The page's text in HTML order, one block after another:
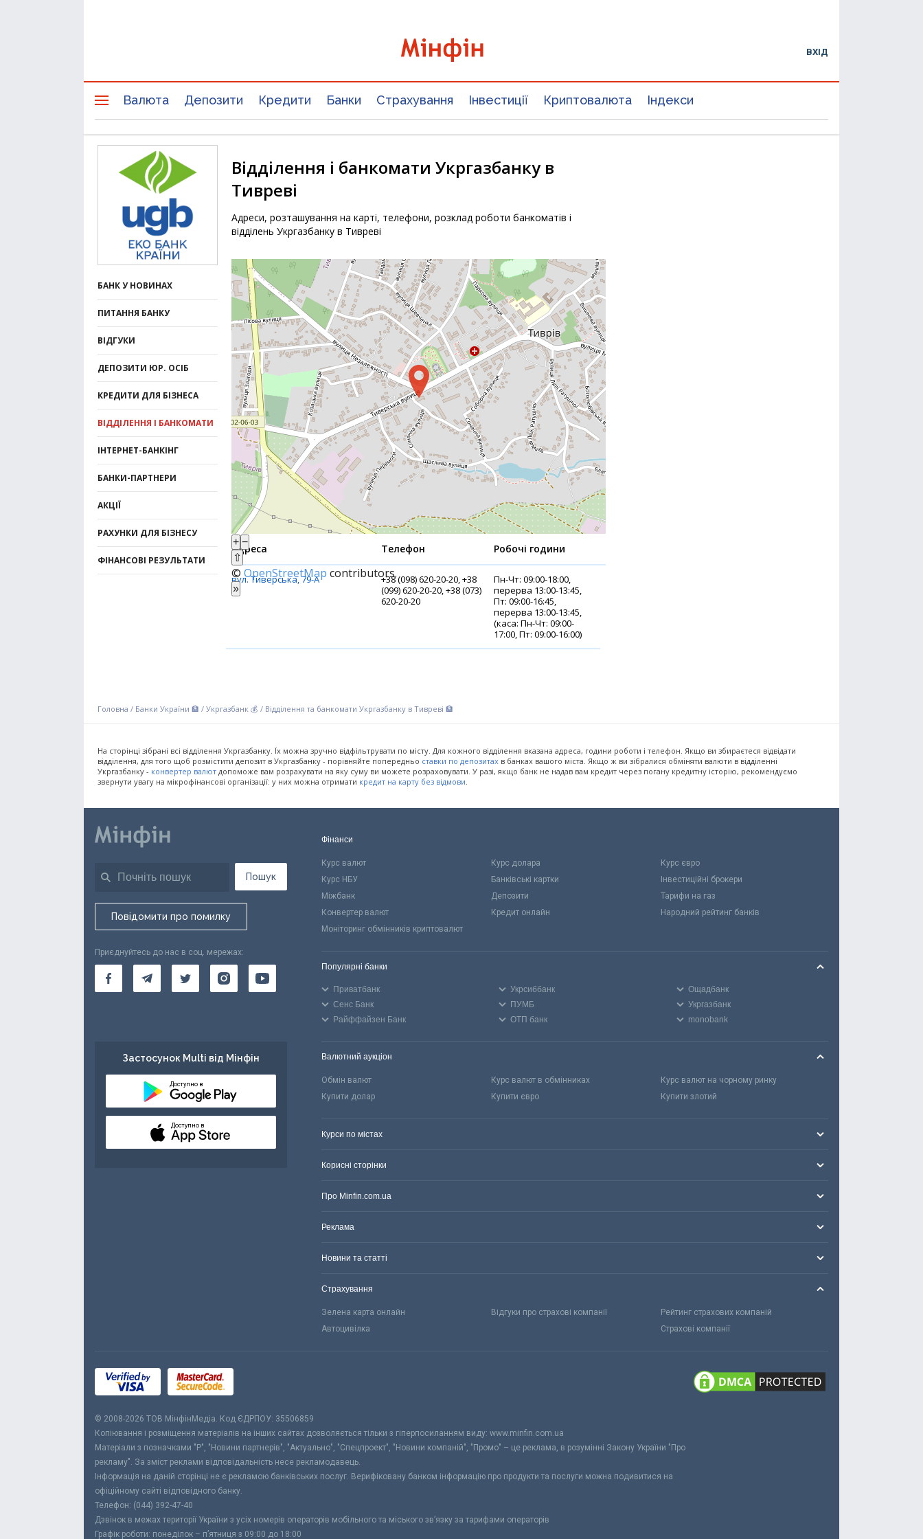
ВХІД
Валюта Депозити Кредити Банки Страхування Інвестиції Криптовалюта Індекси
БАНК У НОВИНАХ
ПИТАННЯ БАНКУ
ВІДГУКИ
ДЕПОЗИТИ ЮР. ОСІБ
КРЕДИТИ ДЛЯ БІЗНЕСА
ВІДДІЛЕННЯ І БАНКОМАТИ
ІНТЕРНЕТ-БАНКІНГ
БАНКИ-ПАРТНЕРИ
АКЦІЇ
РАХУНКИ ДЛЯ БІЗНЕСУ
ФІНАНСОВІ РЕЗУЛЬТАТИ
Відділення і банкомати Укргазбанку в
Тивреві
Адреси, розташування на карті, телефони, розклад роботи банкоматів і
відділень Укргазбанку в Тивреві
+ −
⇧
© OpenStreetMap contributors.
»
Адреса Телефон Робочі години
вул. Тиверська, 79-А
+38 (098) 620-20-20, +38
(099) 620-20-20, +38 (073)
620-20-20
Пн-Чт: 09:00-18:00,
перерва 13:00-13:45,
Пт: 09:00-16:45,
перерва 13:00-13:45,
(каса: Пн-Чт: 09:00-
17:00, Пт: 09:00-16:00)
Головна / Банки України 🏦 / Укргазбанк 💰 / Відділення та банкомати Укргазбанку в Тивреві 🏦
На сторінці зібрані всі відділення Укргазбанку. Їх можна зручно відфільтрувати по місту. Для кожного відділення вказана адреса, години роботи і телефон. Якщо ви збираєтеся відвідати
відділення, для того щоб розмістити депозит в Укргазбанку - порівняйте попередньо ставки по депозитах в банках вашого міста. Якщо ж ви зібралися обміняти валюти в відділенні
Укргазбанку - конвертер валют допоможе вам розрахувати на яку суму ви можете розраховувати. У разі, якщо банк не надав вам кредит через погану кредитну історію, рекомендуємо
звернути увагу на мікрофінансові організації: у них можна отримати кредит на карту без відмови.
Пошук
Повідомити про помилку
Приєднуйтесь до нас в соц. мережах:
Застосунок Multi від Мінфін
Доступно в
Доступно в
Фінанси
Курс валют Курс долара
Курс євро
Курс НБУ
Банківські картки
Інвестиційні брокери
Міжбанк
Депозити
Тарифи на газ
Конвертер валют
Кредит онлайн
Народний рейтинг банків
Моніторинг обмінників криптовалют
Популярні банки
Приватбанк Укрсиббанк
Ощадбанк
Сенс Банк
ПУМБ
Укргазбанк
Райффайзен Банк
ОТП банк monobank
Валютний аукціон
Обмін валют Курс валют в обмінниках
Курс валют на чорному ринку
Купити долар
Купити євро Купити злотий
Курси по містах
Корисні сторінки
Про Minfin.com.ua
Реклама
Новини та статті
Страхування
Зелена карта онлайн Відгуки про страхові компанії
Рейтинг страхових компаній
Автоцивілка
Страхові компанії
© 2008-2026 ТОВ МiнфiнМедiа. Код ЄДРПОУ: 35506859
Копіювання і розміщення матеріалів на інших сайтах дозволяється тільки з гіперпосиланням виду: www.minfin.com.ua
Матеріали з позначками "Р", "Новини партнерів", "Актуально", "Спецпроект", "Новини компаній", "Промо" – це реклама, в розумінні Закону України "Про
рекламу". За зміст реклами відповідальність несе рекламодавець.
Інформація на даній сторінці не є рекламою банківських послуг. Верифіковану банком інформацію про продукти та послуги можна подивитися на
офіційному сайті відповідного банку.
Телефон: (044) 392-47-40
Дзвінок в межах території України з усіх номерів операторів мобільного та міського зв’язку за тарифами операторів
Графік роботи: понеділок – п’ятниця з 09:00 до 18:00